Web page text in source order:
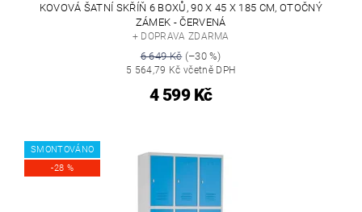
KOVOVÁ ŠATNÍ SKŘÍŇ 6 BOXŮ, 90 X 45 X 185 CM, OTOČNÝ
ZÁMEK - ČERVENÁ
+ DOPRAVA ZDARMA
6 649 Kč(–30 %)
5 564,79 Kč včetně DPH
4 599 Kč
SMONTOVÁNO
-28 %